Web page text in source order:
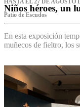
Niños héroes, un
Patio de Escudos
En esta exposición
muñecos de fieltro, los